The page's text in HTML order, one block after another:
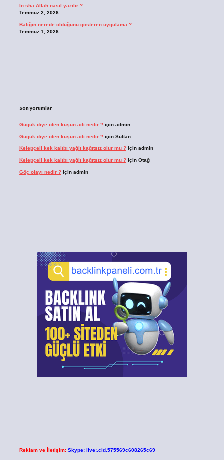
İn sha Allah nasıl yazılır ?
Temmuz 2, 2026
Balığın nerede olduğunu gösteren uygulama ?
Temmuz 1, 2026
Son yorumlar
Guguk diye öten kuşun adı nedir ?için admin
Guguk diye öten kuşun adı nedir ?için Sultan
Kelepçeli kek kalıbı yağlı kağıtsız olur mu ?için admin
Kelepçeli kek kalıbı yağlı kağıtsız olur mu ?için Otağ
Göç olayı nedir ?için admin
Reklam ve İletişim: Skype: live:.cid.575569c608265c69